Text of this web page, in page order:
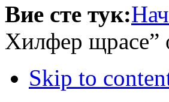
Вие сте тук:
Хилфер щрасе”
Skip to